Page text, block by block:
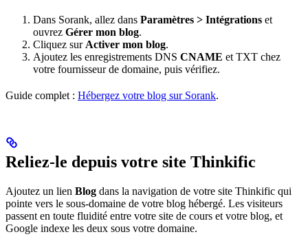
Dans Sorank, allez dans Paramètres > Intégrations et
ouvrez Gérer mon blog.
Cliquez sur Activer mon blog.
Ajoutez les enregistrements DNS CNAME et TXT chez
votre fournisseur de domaine, puis vérifiez.
Guide complet : Hébergez votre blog sur Sorank.
Reliez-le depuis votre site Thinkific
Ajoutez un lien Blog dans la navigation de votre site Thinkific qui
pointe vers le sous-domaine de votre blog hébergé. Les visiteurs
passent en toute fluidité entre votre site de cours et votre blog, et
Google indexe les deux sous votre domaine.